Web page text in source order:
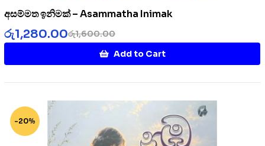
අසම්මත ඉනිමක් – Asammatha Inimak
රු1,600.00
රු1,280.00
Add to Cart
-20%